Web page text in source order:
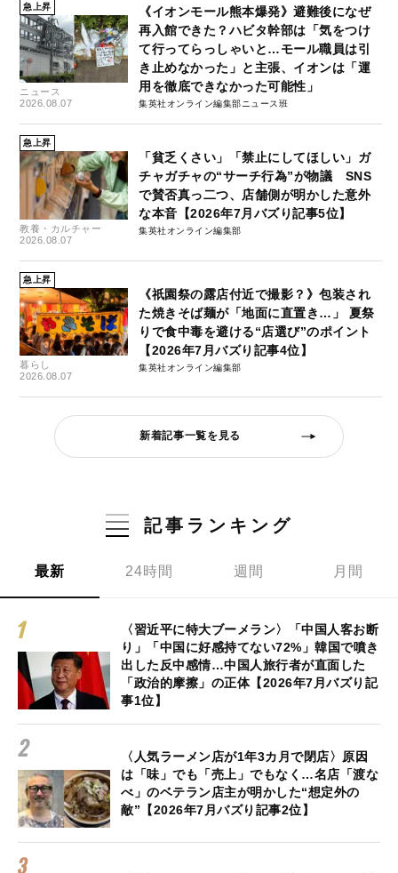
急上昇
ニュース
2026.08.07
《イオンモール熊本爆発》避難後になぜ
再入館できた？ハビタ幹部は「気をつけ
て行ってらっしゃいと…モール職員は引
き止めなかった」と主張、イオンは「運
用を徹底できなかった可能性」
集英社オンライン編集部ニュース班
急上昇
教養・カルチャー
2026.08.07
「貧乏くさい」「禁止にしてほしい」ガ
チャガチャの“サーチ行為”が物議 SNS
で賛否真っ二つ、店舗側が明かした意外
な本音【2026年7月バズり記事5位】
集英社オンライン編集部
急上昇
暮らし
2026.08.07
《祇園祭の露店付近で撮影？》包装され
た焼きそば麺が「地面に直置き…」 夏祭
りで食中毒を避ける“店選び”のポイント
【2026年7月バズり記事4位】
集英社オンライン編集部
新着記事一覧を見る
記事ランキング
最新 24時間 週間 月間
〈習近平に特大ブーメラン〉「中国人客お断
り」「中国に好感持てない72%」韓国で噴き
出した反中感情…中国人旅行者が直面した
「政治的摩擦」の正体【2026年7月バズり記
事1位】
〈人気ラーメン店が1年3カ月で閉店〉原因
は「味」でも「売上」でもなく…名店「渡な
べ」のベテラン店主が明かした“想定外の
敵”【2026年7月バズり記事2位】